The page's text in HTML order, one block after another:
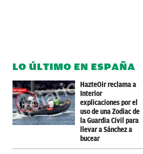
LO ÚLTIMO EN ESPAÑA
HazteOir reclama a
Interior
explicaciones por el
uso de una Zodiac de
la Guardia Civil para
llevar a Sánchez a
bucear